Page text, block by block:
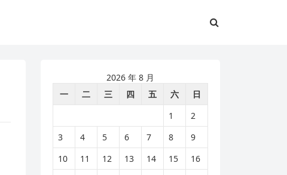
2026 年 8 月
一
二 三 四 五 六
日
1
2
3
4 5 6 7 8
9
10
11 12 13 14 15
16